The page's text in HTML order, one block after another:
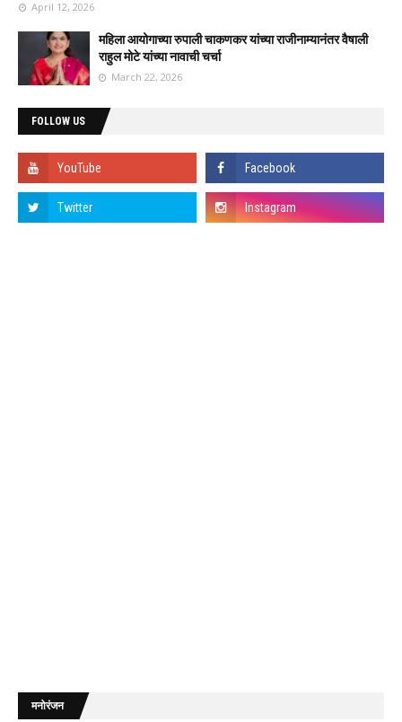
April 12, 2026
महिला आयोगाच्या रुपाली चाकणकर यांच्या राजीनाम्यानंतर वैषाली
राहुल मोटे यांच्या नावाची चर्चा
March 22, 2026
FOLLOW US
मनोरंजन